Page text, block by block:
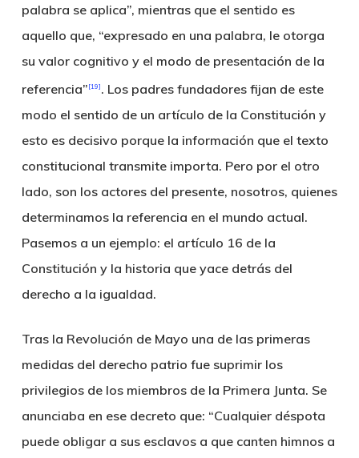
palabra se aplica”, mientras que el sentido es
aquello que, “expresado en una palabra, le otorga
su valor cognitivo y el modo de presentación de la
referencia” [19] . Los padres fundadores fijan de este
modo el sentido de un artículo de la Constitución y
esto es decisivo porque la información que el texto
constitucional transmite importa. Pero por el otro
lado, son los actores del presente, nosotros, quienes
determinamos la referencia en el mundo actual.
Pasemos a un ejemplo: el artículo 16 de la
Constitución y la historia que yace detrás del
derecho a la igualdad.
Tras la Revolución de Mayo una de las primeras
medidas del derecho patrio fue suprimir los
privilegios de los miembros de la Primera Junta. Se
anunciaba en ese decreto que: “Cualquier déspota
puede obligar a sus esclavos a que canten himnos a